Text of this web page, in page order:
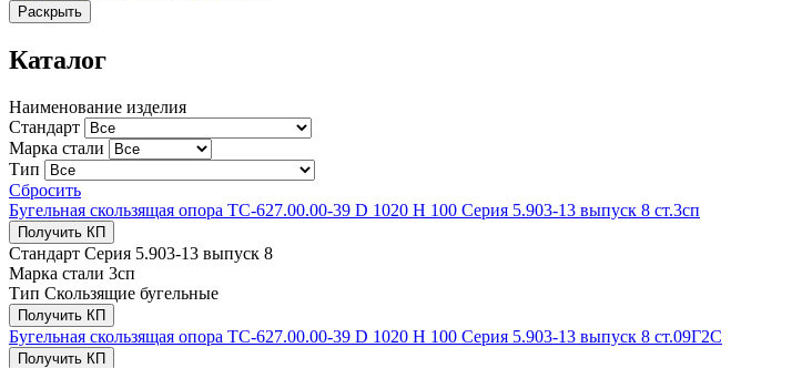
Раскрыть
Каталог
Наименование изделия
Стандарт
Марка стали
Тип
Сбросить
Бугельная скользящая опора ТС-627.00.00-39 D 1020 Н 100 Серия 5.903-13 выпуск 8 ст.3сп
Получить КП
Стандарт Серия 5.903-13 выпуск 8
Марка стали 3сп
Тип Скользящие бугельные
Получить КП
Бугельная скользящая опора ТС-627.00.00-39 D 1020 Н 100 Серия 5.903-13 выпуск 8 ст.09Г2С
Получить КП